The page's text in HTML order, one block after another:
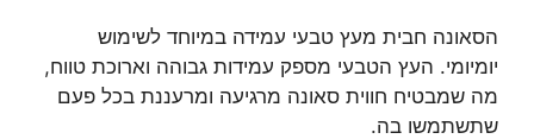
הסאונה חבית מעץ טבעי עמידה במיוחד לשימוש
יומיומי. העץ הטבעי מספק עמידות גבוהה וארוכת טווח,
מה שמבטיח חווית סאונה מרגיעה ומרעננת בכל פעם
שתשתמשו בה.